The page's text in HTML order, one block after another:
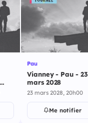
Pau
Vianney - Pau - 23
mars 2028
23 mars 2028, 20h00
Me notifier